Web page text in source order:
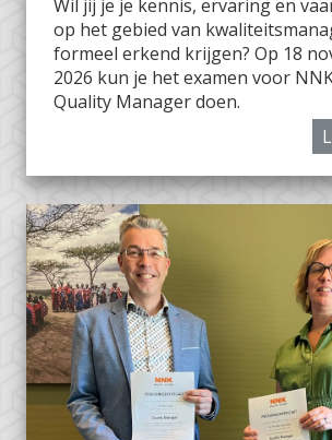
Wil jij je je kennis, ervaring en
op het gebied van
formeel erkend krijgen? Op 18
2026 kun je het examen voor
Quality Manager doen.